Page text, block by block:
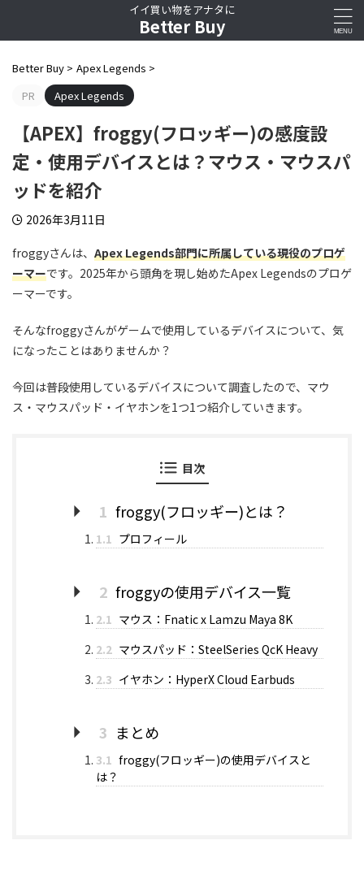
イイ買い物をアナタに
Better Buy
Better Buy > Apex Legends >
PR
Apex Legends
【APEX】froggy(フロッギー)の感度設
定・使用デバイスとは？マウス・マウスパ
ッドを紹介
2026年3月11日
froggyさんは、 Apex Legends部門に所属している現役のプロゲ
ーマーです。2025年から頭角を現し始めたApex Legendsのプロゲ
ーマーです。
そんなfroggyさんがゲームで使用しているデバイスについて、気
になったことはありませんか？
今回は普段使用しているデバイスについて調査したので、マウ
ス・マウスパッド・イヤホンを1つ1つ紹介していきます。
目次
1 froggy(フロッギー)とは？
1.1 プロフィール
2 froggyの使用デバイス一覧
2.1 マウス：Fnatic x Lamzu Maya 8K
2.2 マウスパッド：SteelSeries QcK Heavy
2.3 イヤホン：HyperX Cloud Earbuds
3 まとめ
3.1 froggy(フロッギー)の使用デバイスと
は？